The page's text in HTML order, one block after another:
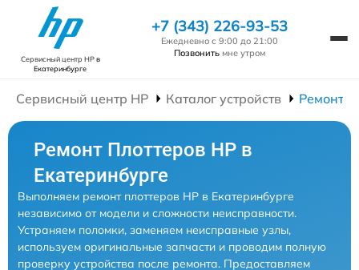
Сервисный центр HPв
Екатеринбурге
+7 (343) 226-93-53
Ежедневно с 9:00 до 21:00
Позвонить мне утром
Сервисный центр HP Каталог устройств Ремонт
Ремонт Плоттеров HP в
Екатеринбурге
Выполняем ремонт плоттеров HP в Екатеринбурге
независимо от модели и сложности неисправности.
Устраняем поломки, заменяем неисправные узлы,
используем оригинальные запчасти и проводим полную
проверку устройства после ремонта. Предоставляем